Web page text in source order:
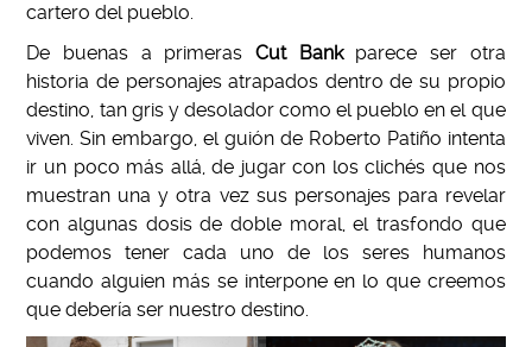
cartero del pueblo.
De buenas a primeras Cut Bankparece ser otra
historia de personajes atrapados dentro de su propio
destino, tan gris y desolador como el pueblo en el que
viven. Sin embargo, el guión de Roberto Patiño intenta
ir un poco más allá, de jugar con los clichés que nos
muestran una y otra vez sus personajes para revelar
con algunas dosis de doble moral, el trasfondo que
podemos tener cada uno de los seres humanos
cuando alguien más se interpone en lo que creemos
que debería ser nuestro destino.